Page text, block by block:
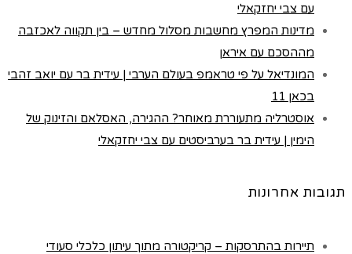
עם צבי יחזקאלי
מדינות המפרץ מחשבות מסלול מחדש – בין תקווה לאכזבה
מההסכם עם איראן
המונדיאל על פי טראמפ בעולם הערבי | עידית בר עם יואב זהבי
בכאן 11
אוסטרליה מתעוררת מאוחר? ההגירה, האסלאם והזינוק של
הימין | עידית בר בערביסטים עם צבי יחזקאלי
תגובות אחרונות
תיירות בהתרסקות – קריקטורה מתוך עיתון כלכלי סעודי